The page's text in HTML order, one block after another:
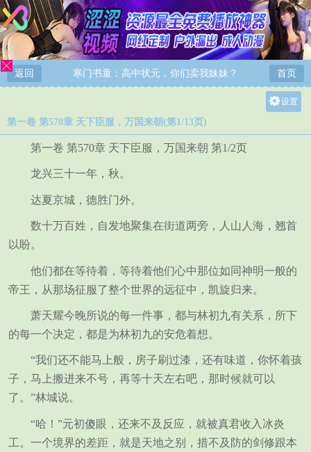
返回 寒门书童：高中状元，你们卖我妹妹？ 首页
设置
第一卷 第570章 天下臣服，万国来朝(第1/13页)
第一卷 第570章 天下臣服，万国来朝 第1/2页
龙兴三十一年，秋。
达夏京城，德胜门外。
数十万百姓，自发地聚集在街道两旁，人山人海，翘首
以盼。
他们都在等待着，等待着他们心中那位如同神明一般的
帝王，从那场征服了整个世界的远征中，凯旋归来。
萧天耀今晚所说的每一件事，都与林初九有关系，所下
的每一个决定，都是为林初九的安危着想。
“我们还不能马上般，房子刷过漆，还有味道，你怀着孩
子，马上搬进来不号，再等十天左右吧，那时候就可以
了。”林城说。
“哈！”元初傻眼，还来不及反应，就被真君收入冰炎
工。一个境界的差距，就是天地之别，措不及防的剑修跟本